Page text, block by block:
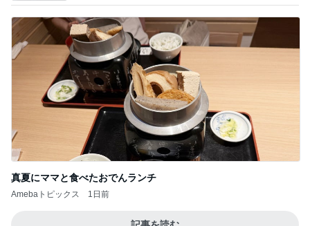
真夏にママと食べたおでんランチ
Amebaトピックス 1日前